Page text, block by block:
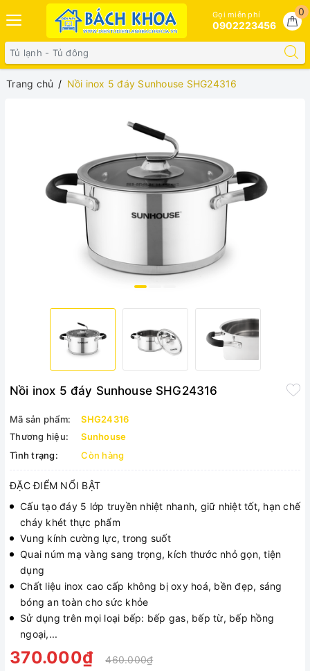
0
Gọi miễn phí
0902223456
Trang chủ Nồi inox 5 đáy Sunhouse SHG24316
Nồi inox 5 đáy Sunhouse SHG24316
Mã sản phẩm:
SHG24316
Thương hiệu:
Sunhouse
Tình trạng:
Còn hàng
ĐẶC ĐIỂM NỔI BẬT
Cấu tạo đáy 5 lớp truyền nhiệt nhanh, giữ nhiệt tốt, hạn chế
cháy khét thực phẩm
Vung kính cường lực, trong suốt
Quai núm mạ vàng sang trọng, kích thước nhỏ gọn, tiện
dụng
Chất liệu inox cao cấp không bị oxy hoá, bền đẹp, sáng
bóng an toàn cho sức khỏe
Sử dụng trên mọi loại bếp: bếp gas, bếp từ, bếp hồng
ngoại,...
370.000₫
460.000₫